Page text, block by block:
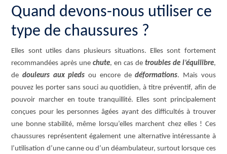
Quand devons-nous utiliser ce
type de chaussures ?
Elles sont utiles dans plusieurs situations. Elles sont fortement
recommandées après unechute, en cas de troubles de l’équilibre,
dedouleurs aux pieds ou encore dedéformations. Mais vous
pouvez les porter sans souci au quotidien, à titre préventif, afin de
pouvoir marcher en toute tranquillité. Elles sont principalement
conçues pour les personnes âgées ayant des difficultés à trouver
une bonne stabilité, même lorsqu’elles marchent chez elles ! Ces
chaussures représentent également une alternative intéressante à
l’utilisation d’une canne ou d’un déambulateur, surtout lorsque ces